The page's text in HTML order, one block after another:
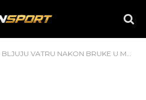
NAKON BRUKE U MORAČI! Navijači Zvezde hoće da najure skoro sve košarkaše i trenera!